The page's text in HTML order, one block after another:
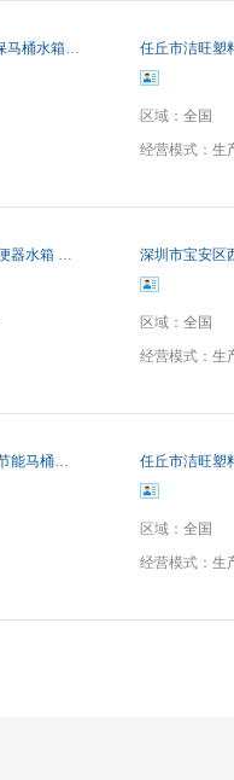
厂家直销超薄节能环保马桶水箱 蹲便器水箱 环保双按式水箱 批发
任丘市洁旺塑
区域： 全国
经营模式： 生
友鹏卫浴 节能静音蹲便器水箱 简洁双按式 简约环保水箱
深圳市宝安区
区域： 全国
经营模式： 生
新款供应环保冲水箱 节能马桶水箱 双按水箱 卫浴水箱 A1水箱
任丘市洁旺塑
区域： 全国
经营模式： 生